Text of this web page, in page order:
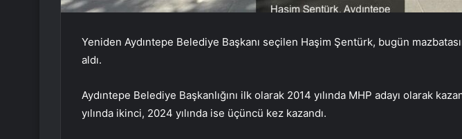
Yeniden Aydıntepe Belediye Başkanı seçilen Haşim Şentürk, bugün
aldı.
Aydıntepe Belediye Başkanlığını ilk olarak 2014 yılında MHP adayı olarak
yılında ikinci, 2024 yılında ise üçüncü kez kazandı.